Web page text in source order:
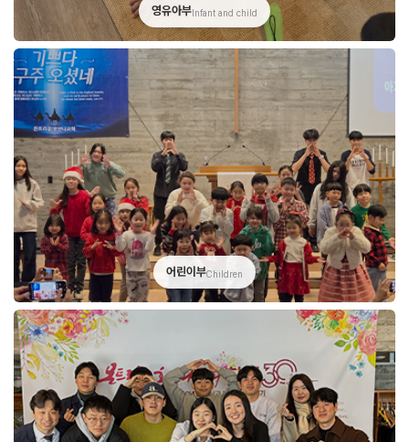
영유아부Infant and child
어린이부Children